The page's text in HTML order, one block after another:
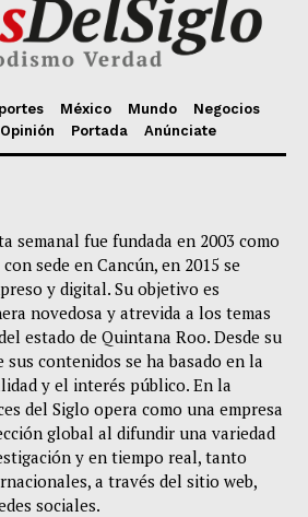
México Mundo
Negocios
Opinión Portada Anúnciate
semanal fue fundada en 2003 como
sede en Cancún, en 2015 se
y digital. Su objetivo es
novedosa y atrevida a los temas
estado de Quintana Roo. Desde su
contenidos se ha basado en la
y el interés público. En la
del Siglo opera como una empresa
global al difundir una variedad
y en tiempo real, tanto
a través del sitio web,
sociales.